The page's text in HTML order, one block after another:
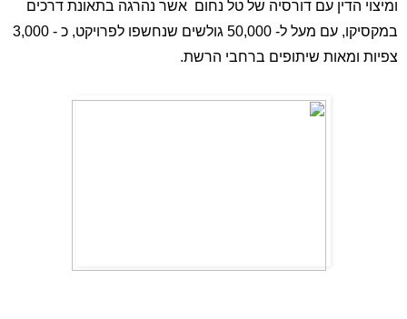
צפיות ומאות שיתופים ברחבי הרשת.